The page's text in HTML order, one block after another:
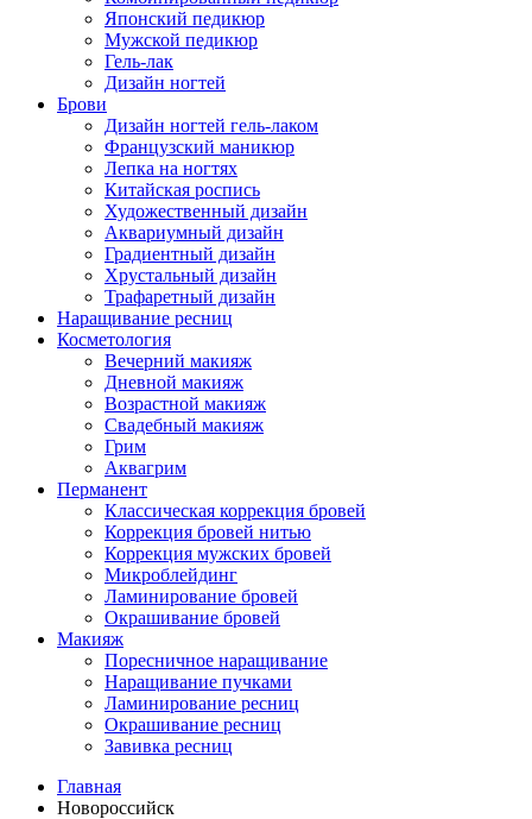
Японский педикюр
Мужской педикюр
Гель-лак
Дизайн ногтей
Брови
Дизайн ногтей гель-лаком
Французский маникюр
Лепка на ногтях
Китайская роспись
Художественный дизайн
Аквариумный дизайн
Градиентный дизайн
Хрустальный дизайн
Трафаретный дизайн
Наращивание ресниц
Косметология
Вечерний макияж
Дневной макияж
Возрастной макияж
Свадебный макияж
Грим
Аквагрим
Перманент
Классическая коррекция бровей
Коррекция бровей нитью
Коррекция мужских бровей
Микроблейдинг
Ламинирование бровей
Окрашивание бровей
Макияж
Поресничное наращивание
Наращивание пучками
Ламинирование ресниц
Окрашивание ресниц
Завивка ресниц
Главная
Новороссийск